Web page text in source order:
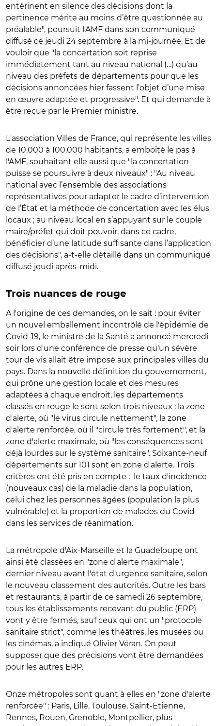
entérinent en silence des décisions dont la
pertinence mérite au moins d’être questionnée au
préalable", poursuit l'AMF dans son communiqué
diffusé ce jeudi 24 septembre à la mi-journée. Et de
vouloir que "la concertation soit reprise
immédiatement tant au niveau national (…) qu’au
niveau des préfets de départements pour que les
décisions annoncées hier fassent l’objet d’une mise
en œuvre adaptée et progressive". Et qui demande à
être reçue par le Premier ministre.
L'association Villes de France, qui représente les villes
de 10.000 à 100.000 habitants, a emboîté le pas à
l'AMF, souhaitant elle aussi que "la concertation
puisse se poursuivre à deux niveaux" : "Au niveau
national avec l’ensemble des associations
représentatives pour adapter le cadre d’intervention
de l’État et la méthode de concertation avec les élus
locaux ; au niveau local en s’appuyant sur le couple
maire/préfet qui doit pouvoir, dans ce cadre,
bénéficier d’une latitude suffisante dans l’application
des décisions", a-t-elle détaillé dans un communiqué
diffusé jeudi après-midi.
Trois nuances de rouge
A l'origine de ces demandes, on le sait : pour éviter
un nouvel emballement incontrôlé de l'épidémie de
Covid-19, le ministre de la Santé a annoncé mercredi
soir lors d'une conférence de presse qu'un sévère
tour de vis allait être imposé aux principales villes du
pays. Dans la nouvelle définition du gouvernement,
qui prône une gestion locale et des mesures
adaptées à chaque endroit, les départements
classés en rouge le sont selon trois niveaux : la zone
d'alerte, où "le virus circule nettement", la zone
d'alerte renforcée, où il "circule très fortement", et la
zone d'alerte maximale, où "les conséquences sont
déjà lourdes sur le système sanitaire". Soixante-neuf
départements sur 101 sont en zone d'alerte. Trois
critères ont été pris en compte : le taux d'incidence
(nouveaux cas) de la maladie dans la population,
celui chez les personnes âgées (population la plus
vulnérable) et la proportion de malades du Covid
dans les services de réanimation.
La métropole d'Aix-Marseille et la Guadeloupe ont
ainsi été classées en "zone d'alerte maximale",
dernier niveau avant l'état d'urgence sanitaire, selon
le nouveau classement des autorités. Outre les bars
et restaurants, à partir de ce samedi 26 septembre,
tous les établissements recevant du public (ERP)
vont y être fermés, sauf ceux qui ont un "protocole
sanitaire strict", comme les théâtres, les musées ou
les cinémas, a indiqué Olivier Véran. On peut
supposer que des précisions vont être demandées
pour les autres ERP.
Onze métropoles sont quant à elles en "zone d'alerte
renforcée" : Paris, Lille, Toulouse, Saint-Etienne,
Rennes, Rouen, Grenoble, Montpellier, plus